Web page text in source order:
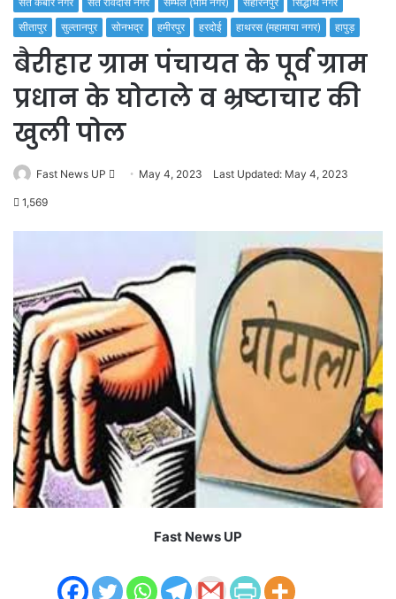
सीतापुर
सुल्तानपुर सोनभद्र हमीरपुर हरदोई हाथरस (महामाया नगर) हापुड़
बैरीहार ग्राम पंचायत के पूर्व ग्राम
प्रधान के घोटाले व भ्रष्टाचार की
खुली पोल
Fast News UP
Send May 4, 2023 Last Updated: May 4, 2023
1,569
Fast News UP